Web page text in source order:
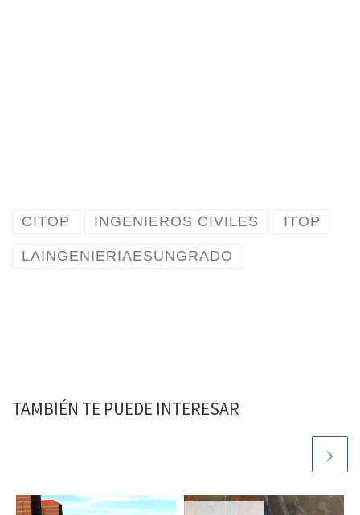
CITOP INGENIEROS CIVILES ITOP
LAINGENIERIAESUNGRADO
TAMBIÉN TE PUEDE INTERESAR